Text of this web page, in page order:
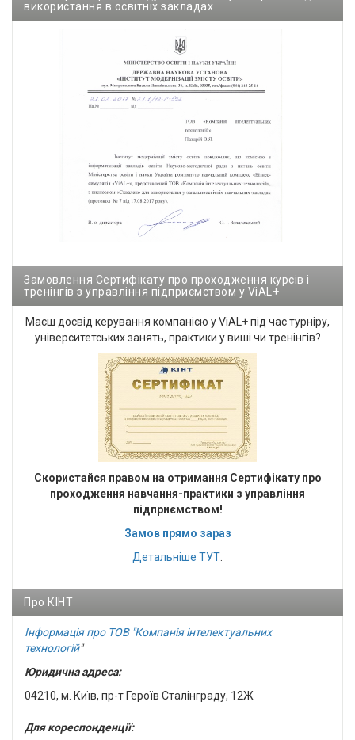
використання в освітніх закладах
Замовлення Сертифікату про проходження курсів і
тренінгів з управління підприємством у ViAL+
Маєш досвід керування компанією у ViAL+ під час турніру,
університетських занять, практики у виші чи тренінгів?
Cкористайся правом на отримання Сертифікату про
проходження навчання-практики з управління
підприємством!
Замов прямо зараз
Детальніше ТУТ
Про КІНТ
Інформація про ТОВ "Компанія інтелектуальних
технологій"
Юридична адреса:
04210, м. Київ, пр-т Героїв Сталінграду, 12Ж
Для кореспонденції: